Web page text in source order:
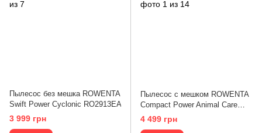
Пылесос без мешка ROWENTA
Swift Power Cyclonic RO2913EA
3 999 грн
Пылесос с мешком ROWENTA
Compact Power Animal Care
RO3985EA
4 499 грн